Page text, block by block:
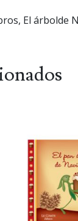
El árbolde